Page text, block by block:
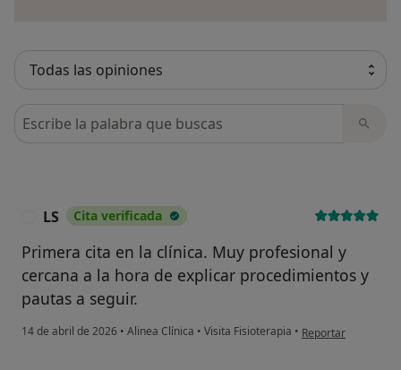
Busca en opiniones
LS Cita verificada
Primera cita en la clínica. Muy profesional y
cercana a la hora de explicar procedimientos y
pautas a seguir.
14 de abril de 2026 • Alinea Clínica • Visita Fisioterapia • en opinión del
Reportar